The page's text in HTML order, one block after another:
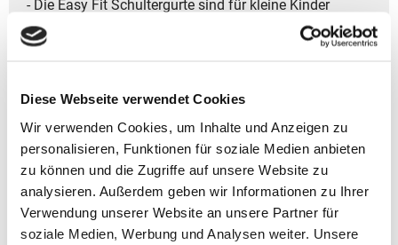
Diese Webseite verwendet Cookies
Wir verwenden Cookies, um Inhalte und Anzeigen zu
personalisieren, Funktionen für soziale Medien anbieten
zu können und die Zugriffe auf unsere Website zu
analysieren. Außerdem geben wir Informationen zu Ihrer
Verwendung unserer Website an unsere Partner für
soziale Medien, Werbung und Analysen weiter. Unsere
- Die Easy Fit Schultergurte sind für kleine Kinder
einfach zu bedienen.
- Praktische Fronttasche mit Reißverschluss für
- Leicht zu greifende Reißverschlüsse für einfache
Handhabung.
- Ein Namensschild innen verhindert Verwechslungen.
- Die ideale Tasche für jedes Abenteuer-robust,
komfortabel und perfekt geeignet für Schule, Sport und
Reisen,
damit Kinder draußen aktiv die Welt entdecken
können.